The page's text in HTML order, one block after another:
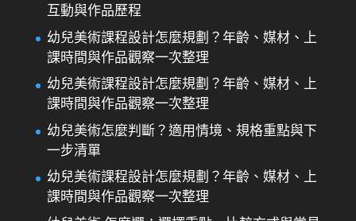
互動與作品歷程
幼兒美術課程設計怎麼規劃？年齡、媒材、上
課時間與作品觀察一次整理
幼兒美術課程設計怎麼規劃？年齡、媒材、上
課時間與作品觀察一次整理
幼兒美術怎麼判斷？適用情境、規格重點與下
一步清單
幼兒美術課程設計怎麼規劃？年齡、媒材、上
課時間與作品觀察一次整理